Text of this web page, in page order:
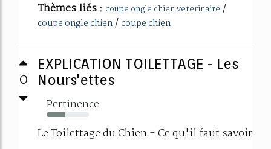
Thèmes liés : coupe ongle chien veterinaire /
coupe ongle chien/ coupe chien
0
EXPLICATION TOILETTAGE - Les
Nours'ettes
Pertinence
43%
Le Toilettage du Chien - Ce qu'il faut savoir